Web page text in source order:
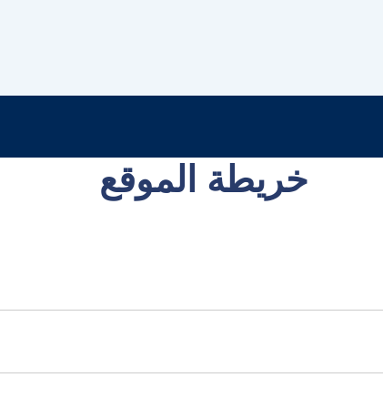
خريطة الموقع